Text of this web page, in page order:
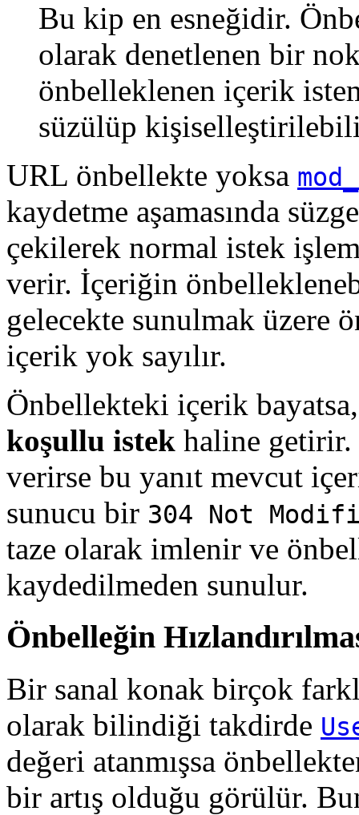
Bu kip en esneğidir.
olarak denetlenen bir
önbelleklenen içerik
süzülüp
URL önbellekte yoksa
kaydetme aşamasında
çekilerek normal istek
verir. İçeriğin
gelecekte sunulmak üzere
içerik yok sayılır.
Önbellekteki içerik
koşullu istek haline getirir.
verirse bu yanıt mevcut
sunucu bir 304 Not
taze olarak imlenir ve
kaydedilmeden sunulur.
Önbelleğin
Bir sanal konak birçok
olarak bilindiği takdirde
değeri atanmışsa
bir artış olduğu görülür.